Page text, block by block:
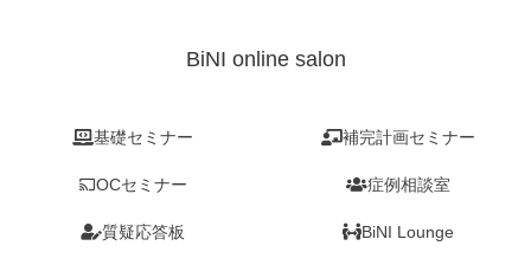
BiNI online salon
基礎セミナー 補完計画セミナー
OCセミナー 症例相談室
質疑応答板 BiNI Lounge